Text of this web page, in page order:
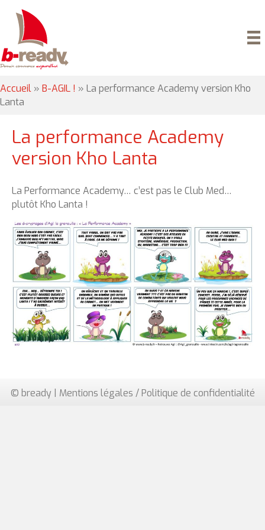
Accueil » B-AGIL ! » La performance Academy version Kho
Lanta
La performance Academy
version Kho Lanta
La Performance Academy… c’est pas le Club Med…
plutôt Kho Lanta !
© bready | Mentions légales / Politique de confidentialité